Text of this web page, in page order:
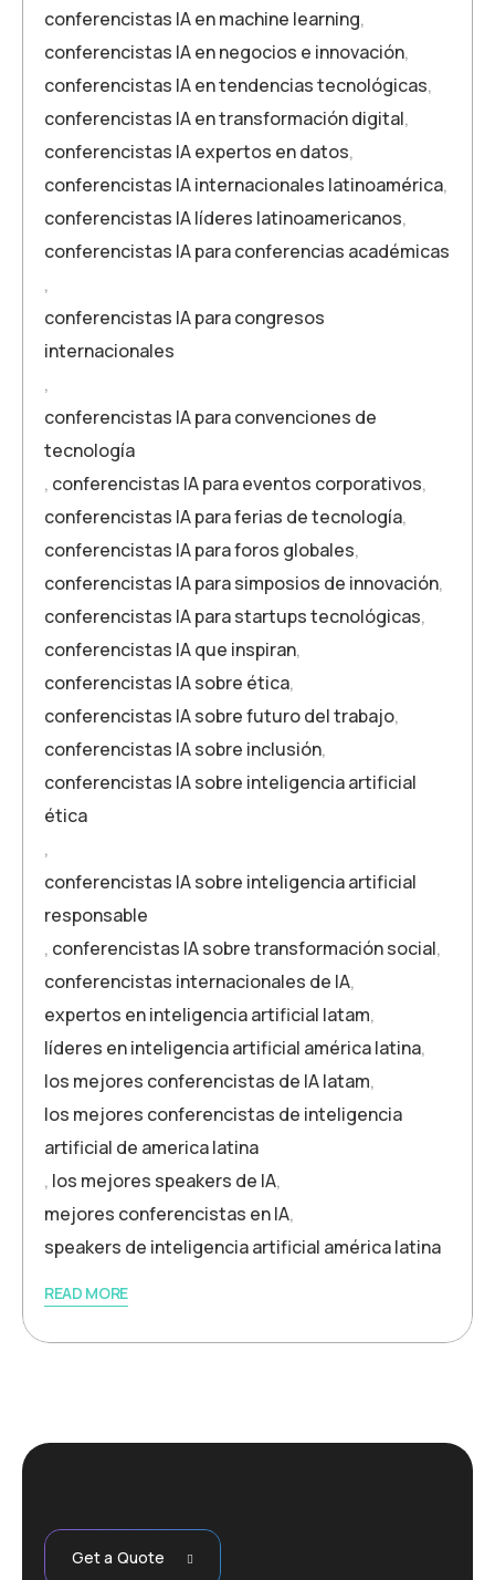
conferencistas IA en machine learning,
conferencistas IA en negocios e innovación,
conferencistas IA en tendencias tecnológicas,
conferencistas IA en transformación digital,
conferencistas IA expertos en datos,
conferencistas IA internacionales latinoamérica,
conferencistas IA líderes latinoamericanos,
conferencistas IA para conferencias académicas
,
conferencistas IA para congresos
internacionales
,
conferencistas IA para convenciones de
tecnología
, conferencistas IA para eventos corporativos,
conferencistas IA para ferias de tecnología,
conferencistas IA para foros globales,
conferencistas IA para simposios de innovación,
conferencistas IA para startups tecnológicas,
conferencistas IA que inspiran,
conferencistas IA sobre ética,
conferencistas IA sobre futuro del trabajo,
conferencistas IA sobre inclusión,
conferencistas IA sobre inteligencia artificial
ética
,
conferencistas IA sobre inteligencia artificial
responsable
, conferencistas IA sobre transformación social,
conferencistas internacionales de IA,
expertos en inteligencia artificial latam,
líderes en inteligencia artificial américa latina,
los mejores conferencistas de IA latam,
los mejores conferencistas de inteligencia
artificial de america latina
, los mejores speakers de IA,
mejores conferencistas en IA,
speakers de inteligencia artificial américa latina
READ MORE
Get a Quote